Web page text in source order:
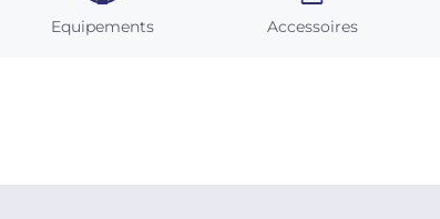
Equipements Accessoires